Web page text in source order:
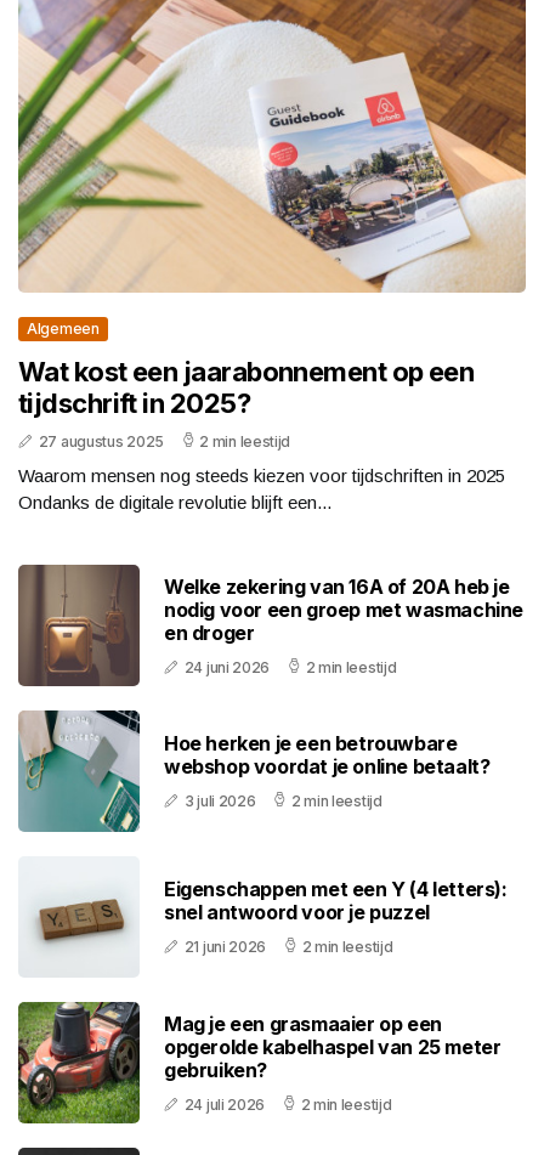
Algemeen
Wat kost een jaarabonnement op een
tijdschrift in 2025?
27 augustus 2025 2 min leestijd
Waarom mensen nog steeds kiezen voor tijdschriften in 2025
Ondanks de digitale revolutie blijft een...
Welke zekering van 16A of 20A heb je
nodig voor een groep met wasmachine
en droger
24 juni 2026 2 min leestijd
Hoe herken je een betrouwbare
webshop voordat je online betaalt?
3 juli 2026 2 min leestijd
Eigenschappen met een Y (4 letters):
snel antwoord voor je puzzel
21 juni 2026 2 min leestijd
Mag je een grasmaaier op een
opgerolde kabelhaspel van 25 meter
gebruiken?
24 juli 2026 2 min leestijd